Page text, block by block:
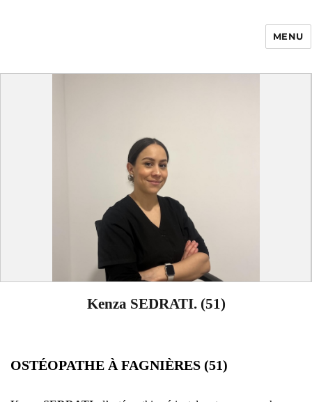
Enfance Made in
MENU
Kenza SEDRATI. (51)
OSTÉOPATHE À FAGNIÈRES (51)